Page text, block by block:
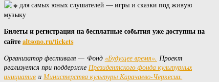
для самых юных слушателей — игры и сказки под живую
музыку
Билеты и регистрация на бесплатные события уже доступны на
сайтеaltsono.ru/tickets
Организатор фестиваля — Фонд «Будущее время». Проект
реализуется при поддержке Президентского фонда культурных
инициатив и Министерства культуры Карачаево-Черкесии.